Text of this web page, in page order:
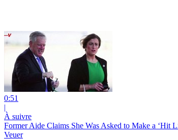
0:51
|
À suivre
Former Aide Claims She Was Asked to Make a ‘Hit
Veuer